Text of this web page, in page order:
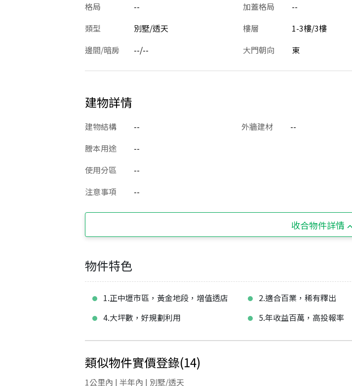
格局
-- 加蓋格局 --
類型
別墅/透天 樓層 1-3樓/3樓
邊間/暗房
--/-- 大門朝向 東
建物詳情
建物結構 -- 外牆建材 --
謄本用途
--
使用分區
--
注意事項
--
收合物件詳情
物件特色
1.正中壢市區，黃金地段，增值透店 2.適合百業，稀有釋出
4.大坪數，好規劃利用
5.年收益百萬，高投報率
類似物件實價登錄(14)
1公里內 | 半年內 | 別墅/透天